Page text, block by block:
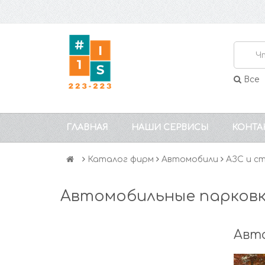
Все
ГЛАВНАЯ НАШИ СЕРВИСЫ
Каталог фирм Автомобили АЗС и
Автомобильные